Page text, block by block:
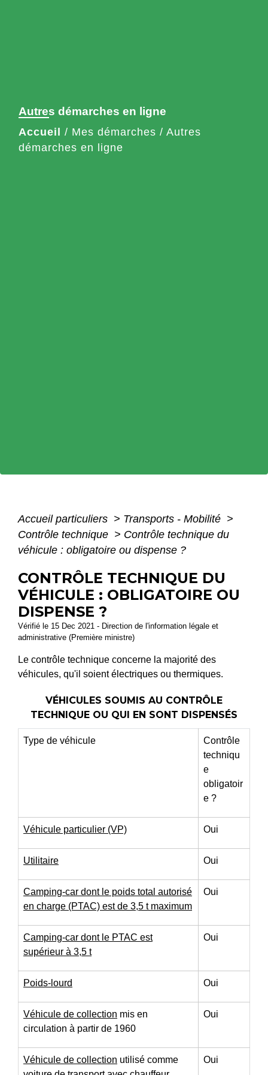
Autres démarches en ligne
Accueil / Mes démarches / Autres
démarches en ligne
Accueil particuliers > Transports - Mobilité >
Contrôle technique > Contrôle technique du
véhicule : obligatoire ou dispense ?
CONTRÔLE TECHNIQUE DU
VÉHICULE : OBLIGATOIRE OU
DISPENSE ?
Vérifié le 15 Dec 2021 - Direction de l'information légale et
administrative (Première ministre)
Le contrôle technique concerne la majorité des
véhicules, qu'il soient électriques ou thermiques.
VÉHICULES SOUMIS AU CONTRÔLE
TECHNIQUE OU QUI EN SONT DISPENSÉS
Type de véhicule
Contrôle
techniqu
e
obligatoir
e ?
Véhicule particulier (VP) Oui
Utilitaire Oui
Camping-car dont le poids total autorisé
en charge (PTAC) est de 3,5 t maximum
Oui
Camping-car dont le PTAC est
supérieur à 3,5 t
Oui
Poids-lourd Oui
Véhicule de collection mis en
circulation à partir de 1960
Oui
Véhicule de collection utilisé comme
Oui